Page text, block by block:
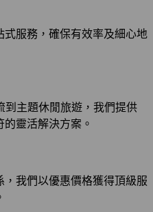
服務，確保有效率及細心地
到主題休閒旅遊，我們提供
靈活解決方案。
我們以優惠價格獲得頂級服